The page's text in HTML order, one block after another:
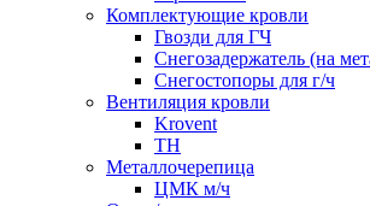
Комплектующие кровли
Гвозди для ГЧ
Снегозадержатель (на
Снегостопоры для г/ч
Вентиляция кровли
Krovent
ТН
Металлочерепица
ЦМК м/ч